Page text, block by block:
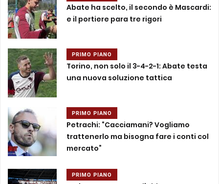
Abate ha scelto, il secondo è Mascardi:
e il portiere para tre rigori
PRIMO PIANO
Torino, non solo il 3-4-2-1: Abate testa
una nuova soluzione tattica
PRIMO PIANO
Petrachi: “Cacciamani? Vogliamo
trattenerlo ma bisogna fare i conti col
mercato”
PRIMO PIANO